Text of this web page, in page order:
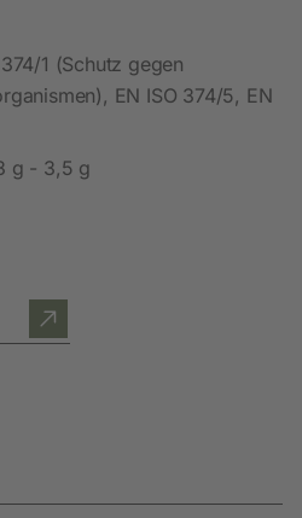
1 (Schutz gegen
EN ISO 374/5, EN
g - 3,5 g